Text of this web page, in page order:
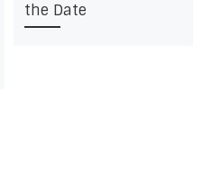
the Date